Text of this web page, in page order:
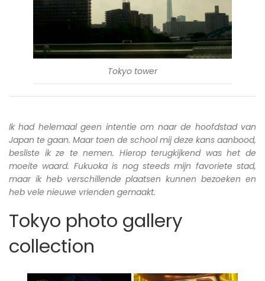
Tokyo tower
Ik had helemaal geen intentie om naar de hoofdstad van
Japan te gaan. Maar toen de school mij deze kans aanbood,
besliste ik ze te nemen. Hierop terugkijkend was het de
moeite waard. Fukuoka is nog steeds mijn favoriete stad,
maar ik heb verschillende plaatsen kunnen bezoeken en
heb vele nieuwe vrienden gemaakt.
Tokyo photo gallery
collection